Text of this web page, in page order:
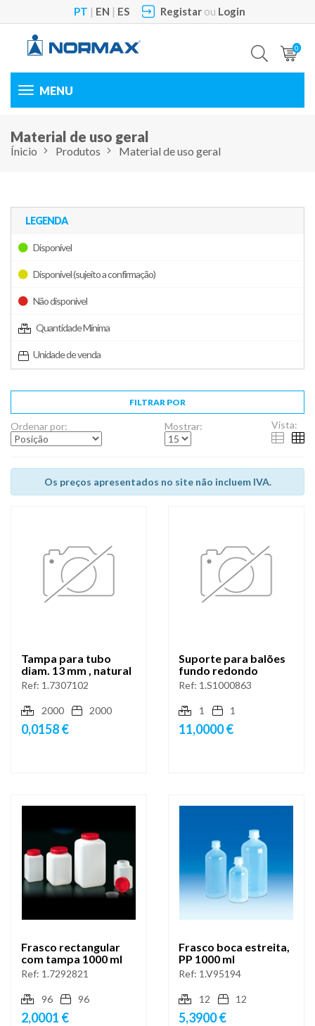
PT | EN | ES Registarou Login
0
Toggle
Material de uso geral
Ínicio Produtos Material de uso geral
LEGENDA
Disponível
Disponível (sujeito a confirmação)
Não disponível
Quantidade Mínima
Unidade de venda
FILTRAR POR
Ordenar por: Mostrar: Vista:
Os preços apresentados no site não incluem IVA.
Tampa para tubo
diam. 13 mm , natural
Ref: 1.7307102
2000 2000
0,0158 €
Suporte para balões
fundo redondo
Ref: 1.S1000863
1 1
11,0000 €
Frasco rectangular
com tampa 1000 ml
Ref: 1.7292821
96 96
2,0001 €
Frasco boca estreita,
PP 1000 ml
Ref: 1.V95194
12 12
5,3900 €